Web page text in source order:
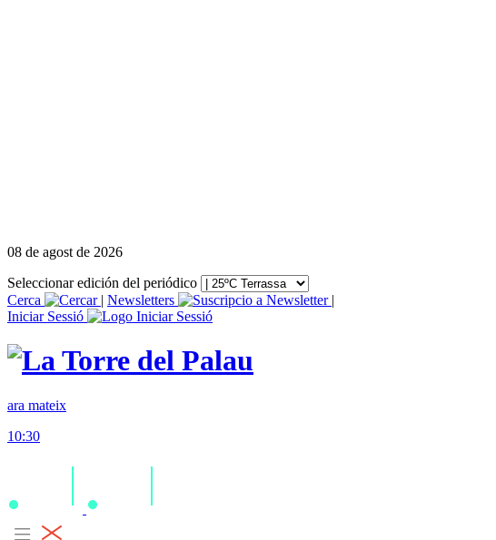
08 de agost de 2026
Seleccionar edición del periódico
Cerca
| Newsletters
|
Iniciar Sessió
ara mateix
10:30